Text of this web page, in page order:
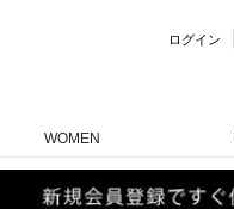
ログイン
WOMEN